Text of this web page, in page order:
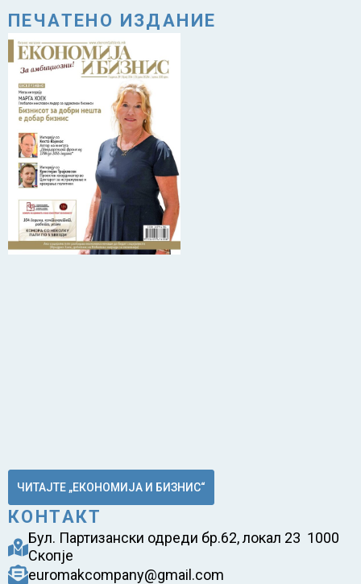
ПЕЧАТЕНО ИЗДАНИЕ
ЧИТАЈТЕ „ЕКОНОМИЈА И БИЗНИС“
КОНТАКТ
Бул. Партизански одреди бр.62, локал 23 1000
Скопје
euromakcompany@gmail.com